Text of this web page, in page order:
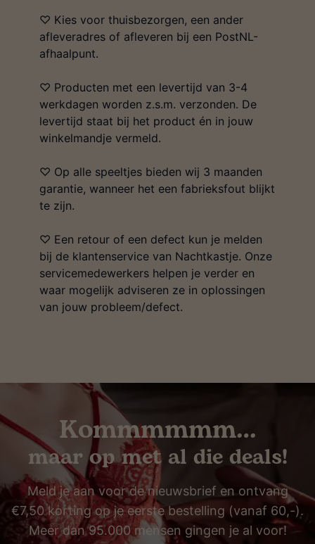
♡ Kies voor thuisbezorgen, een ander
afleveradres of afleveren bij een PostNL-
afhaalpunt.
♡ Producten met een levertijd van 3-4
werkdagen worden z.s.m. verzonden. De
levertijd staat bij het product én in jouw
winkelmandje vermeld.
♡ Op alle speeltjes bieden wij 3 maanden
garantie, wanneer het een fabrieksfout blijkt
te zijn.
♡ Een retour of een defect kun je melden
bij de klantenservice van Nachtkastje. Onze
servicemedewerkers helpen je verder en
waar mogelijk adviseren ze in oplossingen
van jouw probleem/defect.
Kommmmmm…
maar op met al die deals!
Meld je aan voor de nieuwsbrief en ontvang
€7,50 korting op je eerste bestelling (vanaf 60,-).
Meer dan 95.000 mensen gingen je al voor!